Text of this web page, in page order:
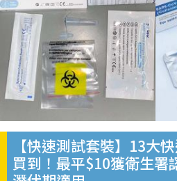
【快速測試套裝】13大
買到！最平$10獲衛生